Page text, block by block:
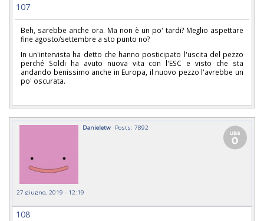
107
Beh, sarebbe anche ora. Ma non è un po' tardi? Meglio aspettare
fine agosto/settembre a sto punto no?
In un'intervista ha detto che hanno posticipato l'uscita del pezzo
perché Soldi ha avuto nuova vita con l'ESC e visto che sta
andando benissimo anche in Europa, il nuovo pezzo l'avrebbe un
po' oscurata.
Danieletw Posts: 7892
27 giugno, 2019 - 12:19
108